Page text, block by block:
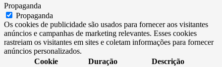
Propaganda
Propaganda
Os cookies de publicidade são usados ​​para fornecer aos visitantes
anúncios e campanhas de marketing relevantes. Esses cookies
rastreiam os visitantes em sites e coletam informações para fornecer
anúncios personalizados.
Cookie
Duração Descrição